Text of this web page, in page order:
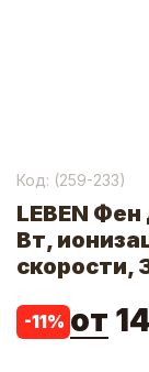
Код: (259-233)
LEBEN
Вт,
скорости,
-11% от